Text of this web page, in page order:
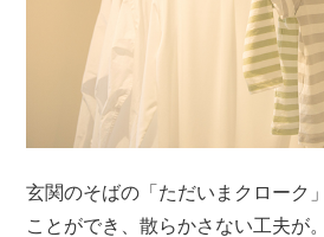
玄関のそばの「ただいまクローク
ことができ、散らかさない工夫が。